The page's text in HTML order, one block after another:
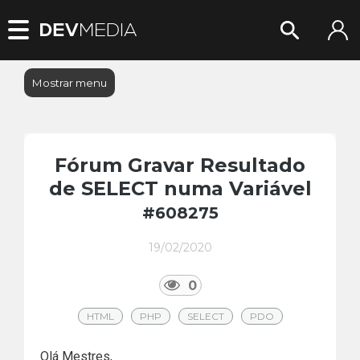
Mostrar menu
Fórum Gravar Resultado
de SELECT numa Variável
#608275
19/02/2020
0
HTML PHP SELECT PDO
Olá Mestres,